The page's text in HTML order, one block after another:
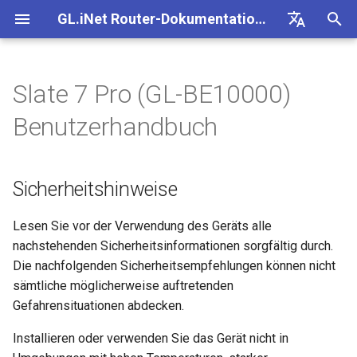
GL.iNet Router-Dokumentation 4
English
Polski
h
w
i
r
d
i
n
Sicherheitshinweise
Lieferumfang
Touchscreen
So richten Sie Slate 7 Pro ein
1. Einschalten
2. Gerät verbinden
Internet Ersteinrichtung
Verbindung mit
Hotspot mit Captive Portal
Problemhinweis für GL-
MT2500/GL-X3000/GL-
X2000 bei Problemen mit
SIM-Karten
Fehlerbehebung
Kein Zugriff auf das
webbasierte Admin Panel
iPhone-5G-Hotspot kann
gescannt werden
iPhone-Tethering
Leitfaden zur
VPN
OpenVPN einrichten
VPN Kill Switch
TCP oder UDP
Upgrade
Firmware herunterladen
Weitere Themen
Status der LED-Anzeige
WAN in LAN ändern
Zugriff auf GL.iNet und
Verbindung mit Starlink
VPN OpenVPN-Client einrichten
VPN-Obfuskation
NordVPN mit einer
Surfshark mit einer
SMS
Quectel-Modul
Status der Carrier
Aggregation prüfen
einrichten
eSIM
eSIM-Physikkarte mit
GL.iNet-Routern
GoodCloud
Site-to-Site
Network
Verbindung mit EAP-
Netzwerk
Points und Sendeleistung
verstehen
Drop-in Gateway einrichten
Hauptrouter einrichten
Weitere Themen
Client-Geräte blockieren
vorhanden ist
Router aktualisieren oder
downgraden
Internetverbindung Internet
Tethering
Cellular
WLAN
Clients
Clients
Cloud-Dienste
GoodCloud
VPN
VPN Dashboard
OpenVPN-Server
WireGuard-Client
Anwendungen
Plug-ins
AdGuard Home
Kindersicherung
Tailscale
Netzwerk
Firewall
LAN
Gastnetzwerk
DNS
DPI-Engine
QoS
SQM
Portweiterleitung
NAT-Modus
Übersicht
Admin-Passwort
Display-Verwaltung
Zeitzone
Firmware v4.9
Unsere neuen Produkte
kennenlernen
Slate 7 Pro (GL-BE10000)
Benutzerhandbuch
Sicherheitshinweise
Lesen Sie vor der Verwendung des Geräts alle
nachstehenden Sicherheitsinformationen sorgfältig durch.
Die nachfolgenden Sicherheitsempfehlungen können nicht
sämtliche möglicherweise auftretenden
Gefahrensituationen abdecken.
Installieren oder verwenden Sie das Gerät nicht in